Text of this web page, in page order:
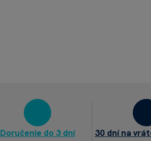
Doručenie do 3 dní 30 dní na